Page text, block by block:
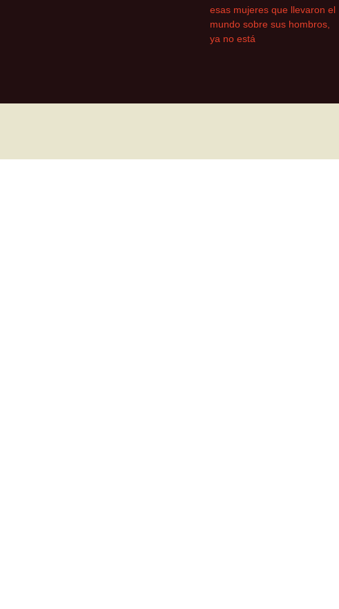
esas mujeres que llevaron el
mundo sobre sus hombros,
ya no está